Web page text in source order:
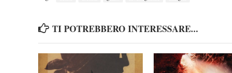
TI POTREBBERO INTERESSARE...